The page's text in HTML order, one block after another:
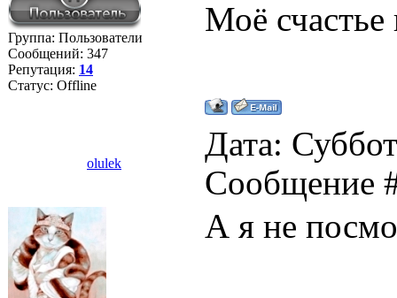
Группа: Пользователи
Сообщений: 347
Репутация: 14
Статус: Offline
Моё счастье
olulek
Дата:
Сообщение
А я не